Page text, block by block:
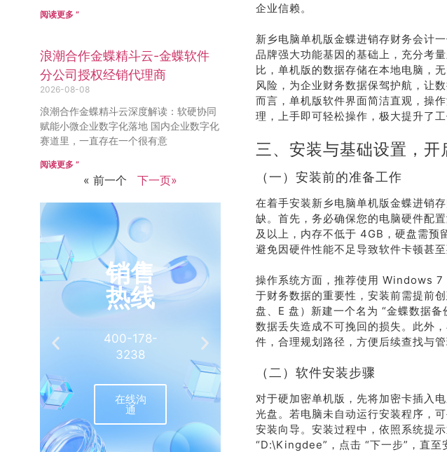
阅读更多 ”
浪潮合作金蝶精斗云-金蝶软件
分公司授权经销代理商
2026-08-08
浪潮合作金蝶精斗云深度解读：软硬协同
赋能小微企业数字化落地 国内企业数字化
赛道里，一直存在一个很有意
阅读更多 ”
« 前一个 下一页»
销售
热线
400-178-
3238
在线沟
通
推荐
有礼
介绍客户豪礼
联系我
们
企业信赖。
新乡电脑单机版金蝶进销存财务会计
品牌强大功能基因的基础上，充分考
比，单机版的数据存储在本地电脑，
风险，为企业财务数据保驾护航，让
而言，单机版软件界面简洁直观，操
理，上手即可轻松操作，极大提升了工
三、安装与基础设置，开
（一）安装前的准备工作
在着手安装新乡电脑单机版金蝶进销
缺。首先，务必确保您的电脑硬件配
及以上，内存不低于 4GB，硬盘需预
避免因硬件性能不足导致软件卡顿甚至
操作系统方面，推荐使用 Windows 7
于财务数据的重要性，安装前需提前
盘、E 盘）新建一个名为 “金蝶数据
数据丢失造成不可挽回的损失。此外
件，合理规划路径，方便后续查找与管
（二）软件安装步骤
对于硬加密单机版，先将加密卡插入
光盘。若电脑未自动运行安装程序，
安装向导。安装过程中，依照系统提
“D:\Kingdee”，点击 “下一步”，直至